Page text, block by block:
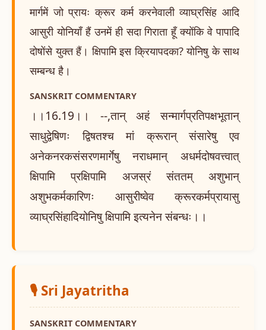
मार्गमें जो प्रायः क्रूर कर्म करनेवाली व्याघ्रसिंह आदि
आसुरी योनियाँ हैं उनमें ही सदा गिराता हूँ क्योंकि वे पापादि
दोषोंसे युक्त हैं। क्षिपामि इस क्रियापदका? योनिषु के साथ
सम्बन्ध है।
SANSKRIT COMMENTARY
।।16.19।। --,तान् अहं सन्मार्गप्रतिपक्षभूतान्
साधुद्वेषिणः द्विषतश्च मां क्रूरान् संसारेषु एव
अनेकनरकसंसरणमार्गेषु नराधमान् अधर्मदोषवत्त्वात्
क्षिपामि प्रक्षिपामि अजस्रं संततम् अशुभान्
अशुभकर्मकारिणः आसुरीष्वेव क्रूरकर्मप्रायासु
व्याघ्रसिंहादियोनिषु क्षिपामि इत्यनेन संबन्धः।।
🎙️ Sri Jayatritha
SANSKRIT COMMENTARY